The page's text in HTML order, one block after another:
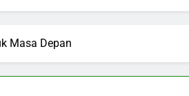
Masa Depan